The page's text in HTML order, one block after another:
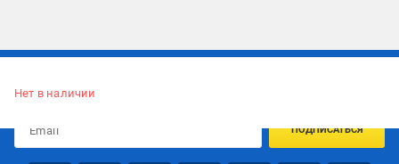
Нет в наличии
ПОДПИСАТЬСЯ